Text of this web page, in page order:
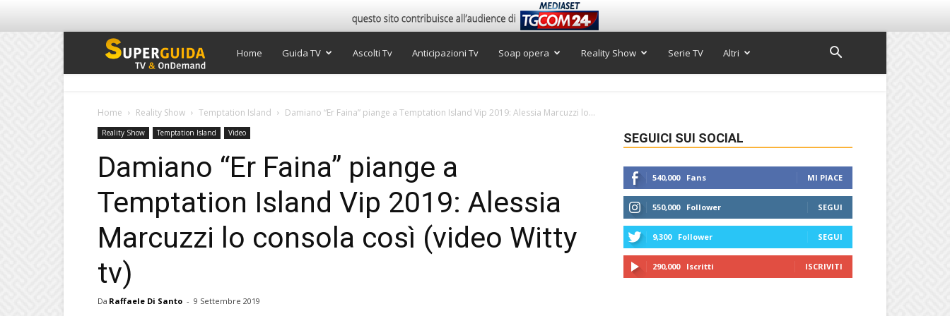
Super
TV
Home Guida TV Ascolti Tv Anticipazioni Tv Soap opera Reality Show Serie TV Altri
Home Reality Show Temptation Island Damiano “Er Faina” piange a Temptation Island Vip 2019: Alessia Marcuzzi lo...
Reality Show Temptation Island Video
Damiano “Er Faina” piange a
Temptation Island Vip 2019: Alessia
Marcuzzi lo consola così (video Witty
tv)
Da Raffaele Di Santo - 9 Settembre 2019
SEGUICI SUI SOCIAL
540,000 Fans MI PIACE
550,000 Follower SEGUI
9,300 Follower SEGUI
290,000 Iscritti ISCRIVITI